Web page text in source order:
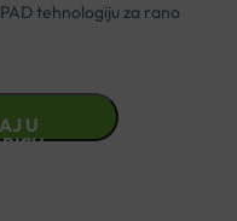
tehnologiju za rano
U